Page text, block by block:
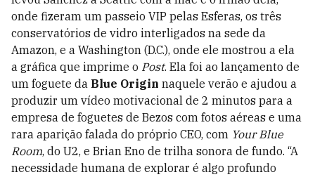
onde fizeram um passeio VIP pelas Esferas, os três
conservatórios de vidro interligados na sede da
Amazon, e a Washington (D.C.), onde ele mostrou a ela
a gráfica que imprime o Post. Ela foi ao lançamento de
um foguete da Blue Origin naquele verão e ajudou a
produzir um vídeo motivacional de 2 minutos para a
empresa de foguetes de Bezos com fotos aéreas­ e uma
rara aparição falada do próprio CEO, com Your Blue
Room, do U2, e Brian Eno de trilha sonora de fundo. “A
necessidade humana de explorar é algo profundo